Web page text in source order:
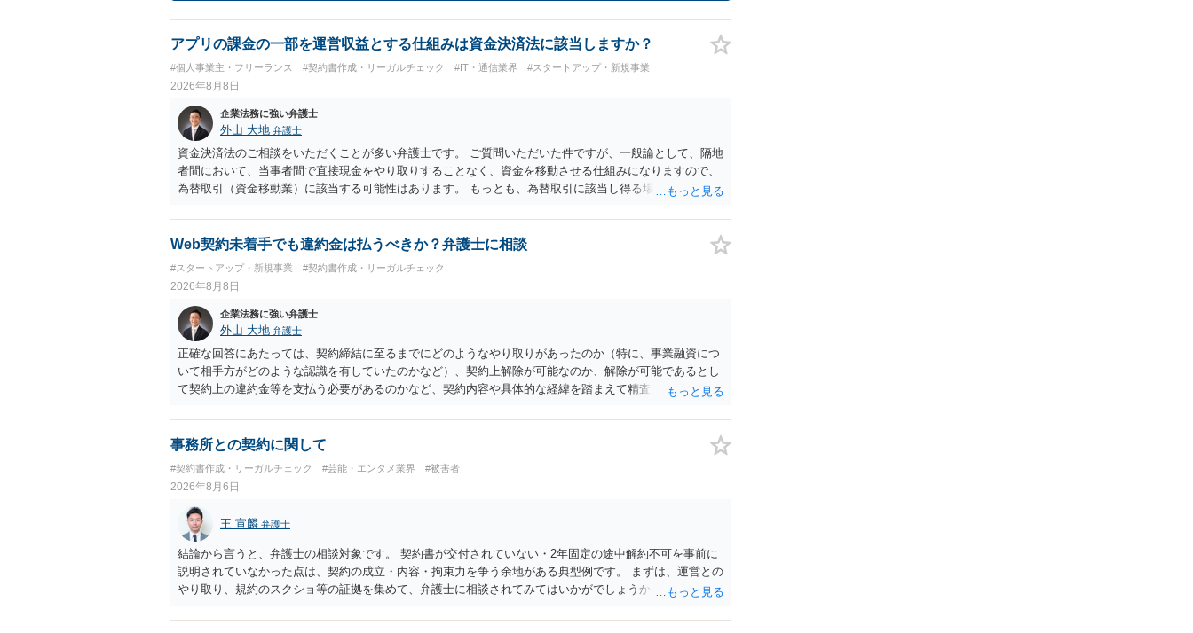
アプリの課金の一部を運営収益とする仕組みは資金決済法に該当しますか？
#個人事業主・フリーランス #契約書作成・リーガルチェック #IT・通信業界 #スタートアップ・新規事業
2026年8月8日
企業法務に強い弁護士
外山 大地 弁護士
資金決済法のご相談をいただくことが多い弁護士です。 ご質問いただいた件ですが、一般論として、隔地
者間において、当事者間で直接現金をやり取りすることなく、資金を移動させる仕組みになりますので、
為替取引（資金移動業）に該当する可能性はあります。 もっとも、為替取引に該当し得る場合であって
に「利用者から資金を受け取り、寄付団体に送金する」という資金の流れだけで判断することはできず、
アプリの仕組みが利用者と寄付団体をつなぐプラットフォームとしてどのように位置付けられるのか、利
れているのかなど、具体的なサービスの座組を踏まえて検討する必要があります。 そのため、現在検討さ
れているアプリについて、資金移動業に該当する可能性があるか、また、該当する場合にどのようなサー
ビス設計にすれば資金移動業に該当しない形（収納代行など）で運用できるかについては、具体的なサー
ビスの仕組みを確認した上で、個別に弁護士へご相談いただくことをお勧めいたします。
Web契約未着手でも違約金は払うべきか？弁護士に相談
#スタートアップ・新規事業 #契約書作成・リーガルチェック
2026年8月8日
企業法務に強い弁護士
外山 大地 弁護士
正確な回答にあたっては、契約締結に至るまでにどのようなやり取りがあったのか（特に、事業融資につ
いて相手方がどのような認識を有していたのかなど）、契約上解除が可能なのか、解除が可能であるとし
て契約上の違約金等を支払う必要があるのかなど、契約内容や具体的な経緯を踏まえて精査する必要がご
検討いただければと存じます。
事務所との契約に関して
#契約書作成・リーガルチェック #芸能・エンタメ業界 #被害者
2026年8月6日
王 宣麟 弁護士
結論から言うと、弁護士の相談対象です。 契約書が交付されていない・2年固定の途中解約不可を事前に
説明されていなかった点は、契約の成立・内容・拘束力を争う余地がある典型例です。 まずは、運営との
やり取り、規約のスクショ等の証拠を集めて、弁護士に相談されてみてはいかがでしょうか。 また同時並